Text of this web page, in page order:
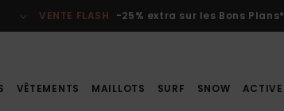
VENTE FLASH -25% extra sur les Bons Plans*
VÊTEMENTS MAILLOTS SURF SNOW ACTIVE